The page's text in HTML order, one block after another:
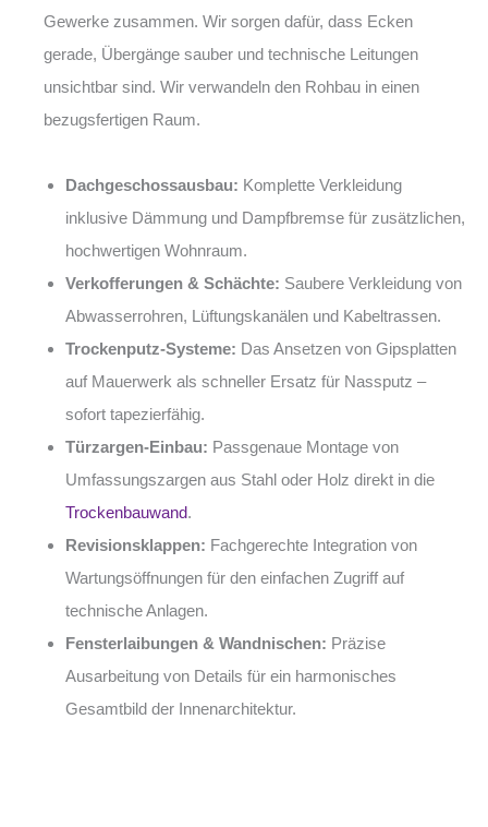
Gewerke zusammen. Wir sorgen dafür, dass Ecken
gerade, Übergänge sauber und technische Leitungen
unsichtbar sind. Wir verwandeln den Rohbau in einen
bezugsfertigen Raum.
Dachgeschossausbau: Komplette Verkleidung
inklusive Dämmung und Dampfbremse für zusätzlichen,
hochwertigen Wohnraum.
Verkofferungen & Schächte: Saubere Verkleidung von
Abwasserrohren, Lüftungskanälen und Kabeltrassen.
Trockenputz-Systeme: Das Ansetzen von Gipsplatten
auf Mauerwerk als schneller Ersatz für Nassputz –
sofort tapezierfähig.
Türzargen-Einbau: Passgenaue Montage von
Umfassungszargen aus Stahl oder Holz direkt in die
Trockenbauwand.
Revisionsklappen: Fachgerechte Integration von
Wartungsöffnungen für den einfachen Zugriff auf
technische Anlagen.
Fensterlaibungen & Wandnischen: Präzise
Ausarbeitung von Details für ein harmonisches
Gesamtbild der Innenarchitektur.